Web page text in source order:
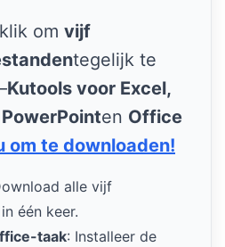
om vijf
tegelijk te
Kutools voor Excel,
en Office
om te downloaden!
alle vijf
één keer.
taak: Installeer de